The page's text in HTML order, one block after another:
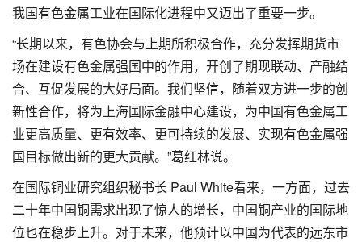
我国有色金属工业在国际化进程中又迈出了重要一步。
“长期以来，有色协会与上期所积极合作，充分发挥期货市
场在建设有色金属强国中的作用，开创了期现联动、产融结
合、互促发展的大好局面。我们坚信，随着双方进一步的创
新性合作，将为上海国际金融中心建设，为中国有色金属工
业更高质量、更有效率、更可持续的发展、实现有色金属强
国目标做出新的更大贡献。”葛红林说。
在国际铜业研究组织秘书长 Paul White看来，一方面，过去
二十年中国铜需求出现了惊人的增长，中国铜产业的国际地
位也在稳步上升。对于未来，他预计以中国为代表的远东市